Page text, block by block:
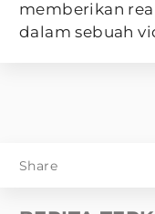
memberikan
dalam sebuah
Share